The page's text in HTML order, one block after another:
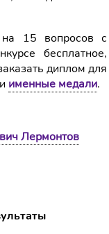
на 15 вопросов с
бесплатное,
диплом для
именные медали.
Лермонтов